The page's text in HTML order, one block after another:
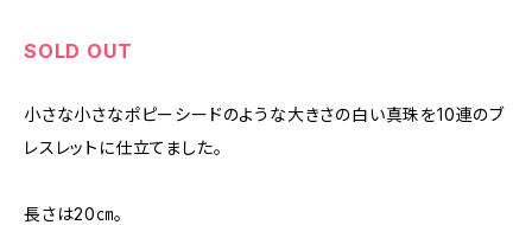
SOLD OUT
小さな小さなポピーシードのような大きさの白い真珠を10連のブ
レスレットに仕立てました。
長さは20㎝。